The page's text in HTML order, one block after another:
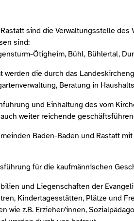
sind die Verwaltungsstelle
sind:
Ötigheim, Bühl, Bühlertal,
werden die durch das
Beratung in
und Einhaltung des vom
weiter reichende
Baden-Baden und Rastatt
für die kaufmännischen
und Liegenschaften der
Kindertagesstätten, Plätze und
wie z.B. Erzieher/innen,